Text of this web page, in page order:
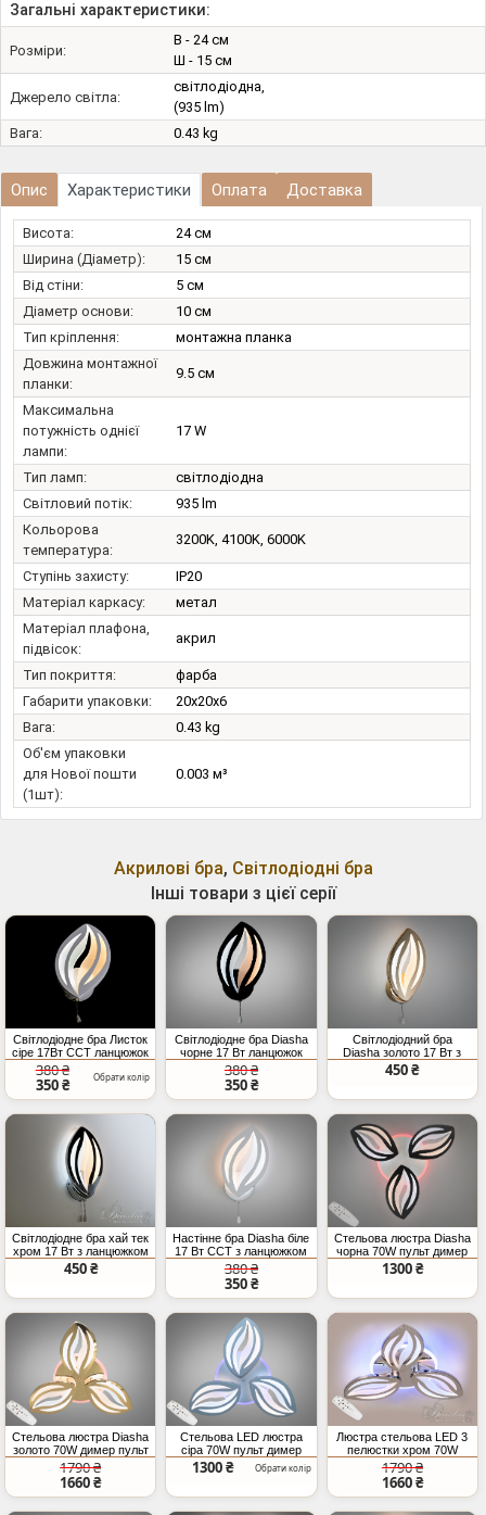
Загальні характеристики:
Розміри:
В - 24 см
Ш - 15 см
Джерело світла:
світлодіодна,
(935 lm)
Вага:
0.43 kg
Опис Характеристики Оплата Доставка
Висота:
24 см
Ширина (Діаметр):
15 см
Від стіни:
5 см
Діаметр основи:
10 см
Тип кріплення:
монтажна планка
Довжина монтажної
планки:
9.5 см
Максимальна
потужність однієї
лампи:
17 W
Тип ламп:
світлодіодна
Світловий потік:
935 lm
Кольорова
температура:
3200K, 4100K, 6000K
Ступінь захисту:
IP20
Матеріал каркасу:
метал
Матеріал плафона,
підвісок:
акрил
Тип покриття:
фарба
Габарити упаковки:
20x20x6
Вага:
0.43 kg
Об'єм упаковки
для Нової пошти
(1шт):
0.003 м³
Акрилові бра, Світлодіодні бра
Інші товари з цієї серії
Світлодіодне бра Листок
сіре 17Вт CCT ланцюжок
380 ₴
350 ₴ Обрати колір
Світлодіодне бра Diasha
чорне 17 Вт ланцюжок
380 ₴
350 ₴
Світлодіодний бра
Diasha золото 17 Вт з
ланцюжком
450 ₴
Світлодіодне бра хай тек
хром 17 Вт з ланцюжком
450 ₴
Настінне бра Diasha біле
17 Вт CCT з ланцюжком
380 ₴
350 ₴
Стельова люстра Diasha
чорна 70W пульт димер
1300 ₴
Стельова люстра Diasha
золото 70W димер пульт
1790 ₴
1660 ₴
Стельова LED люстра
сіра 70W пульт димер
1300 ₴ Обрати колір
Люстра стельова LED 3
пелюстки хром 70W
пульт
1790 ₴
1660 ₴